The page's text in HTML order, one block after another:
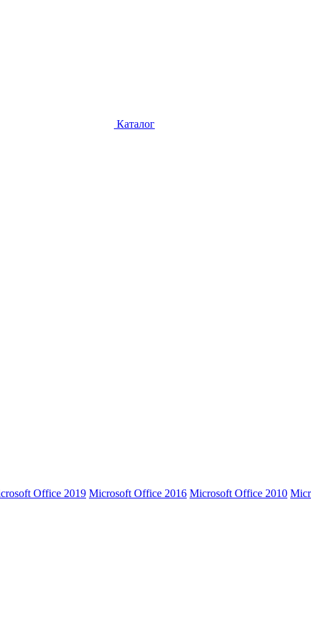
Каталог
Office 2019 Microsoft Office 2016 Microsoft Office 2010